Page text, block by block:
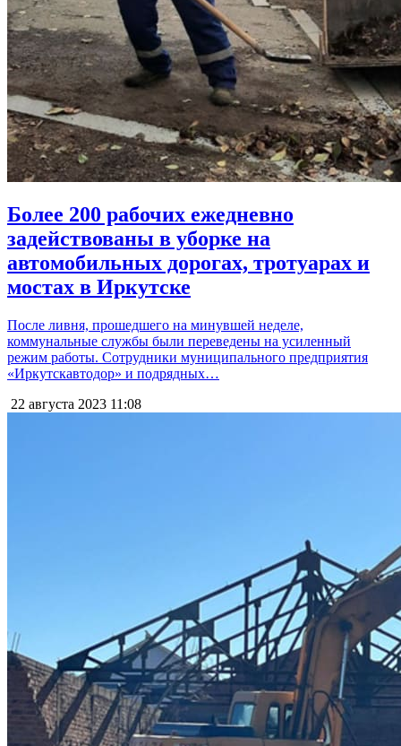
Более 200 рабочих ежедневно
задействованы в уборке на
автомобильных дорогах, тротуарах и
мостах в Иркутске
После ливня, прошедшего на минувшей неделе,
коммунальные службы были переведены на усиленный
режим работы. Сотрудники муниципального предприятия
«Иркутскавтодор» и подрядных…
22 августа 2023 11:08